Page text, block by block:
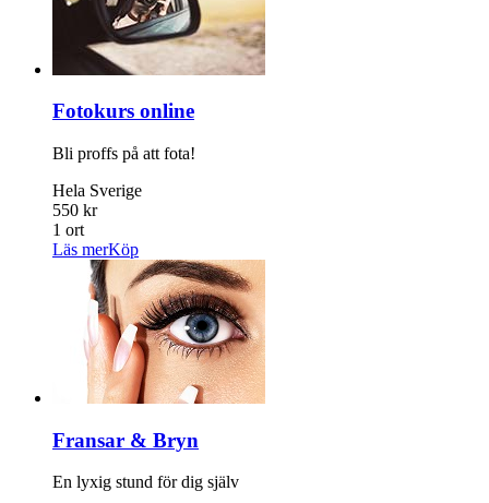
Fotokurs online
Bli proffs på att fota!
Hela Sverige
550 kr
1 ort
Läs merKöp
Fransar & Bryn
En lyxig stund för dig själv